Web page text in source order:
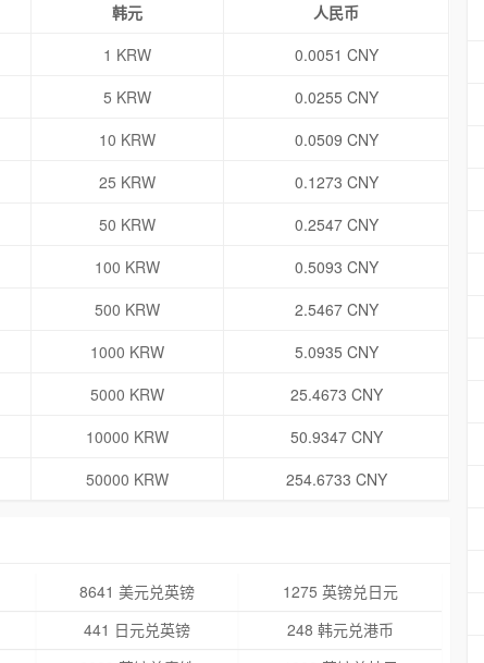
韩元
人民币
1 KRW
0.0051 CNY
5 KRW
0.0255 CNY
10 KRW
0.0509 CNY
25 KRW
0.1273 CNY
50 KRW
0.2547 CNY
100 KRW
0.5093 CNY
500 KRW
2.5467 CNY
1000 KRW
5.0935 CNY
5000 KRW
25.4673 CNY
10000 KRW
50.9347 CNY
50000 KRW 254.6733 CNY
8641 美元兑英镑
1275 英镑兑日元
441 日元兑英镑
248 韩元兑港币